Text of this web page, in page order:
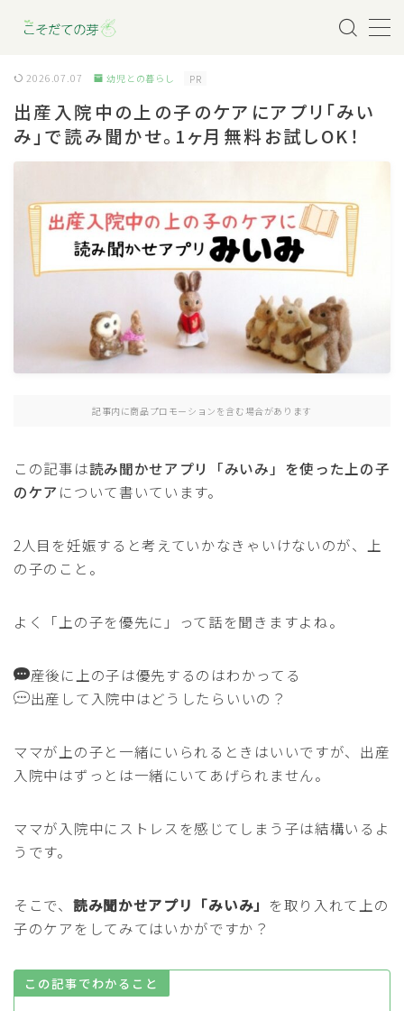
育児を助けるサービス
赤ちゃんとの暮らし
幼児との暮らし
小学生との暮らし
2026.07.07 幼児との暮らし PR
出産入院中の上の子のケアにアプリ「みい
み」で読み聞かせ。1ヶ月無料お試しOK！
記事内に商品プロモーションを含む場合があります
この記事は読み聞かせアプリ「みいみ」を使った上の子
のケア について書いています。
2人目を妊娠すると考えていかなきゃいけないのが、上
の子のこと。
よく「上の子を優先に」って話を聞きますよね。
産後に上の子は優先するのはわかってる
出産して入院中はどうしたらいいの？
ママが上の子と一緒にいられるときはいいですが、出産
入院中はずっとは一緒にいてあげられません。
ママが入院中にストレスを感じてしまう子は結構いるよ
うです。
そこで、 読み聞かせアプリ「みいみ」 を取り入れて上の
子のケアをしてみてはいかがですか？
この記事でわかること